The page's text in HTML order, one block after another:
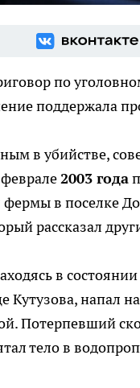
по
поддержала
в убийстве,
2003 года
в поселке
рассказал
в
напал
Потерпевший
тело в